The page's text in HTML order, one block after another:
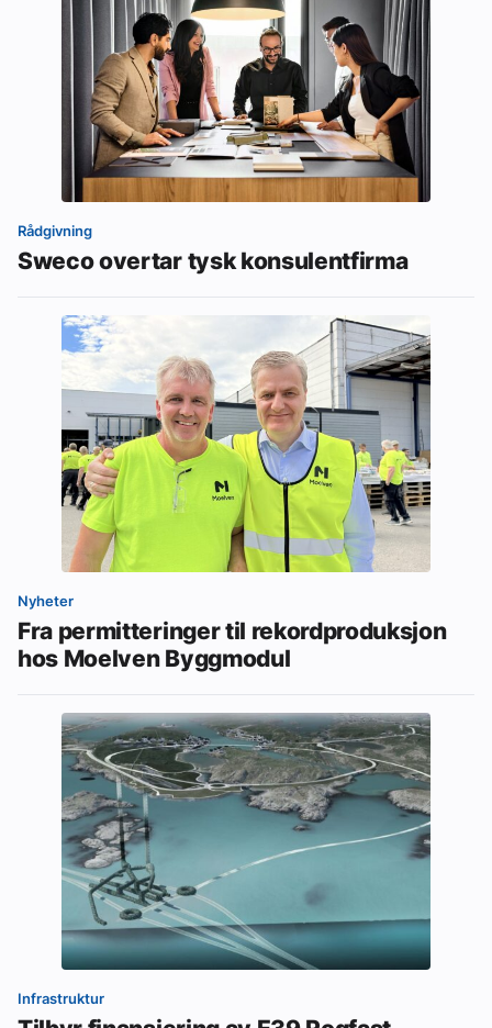
Rådgivning
Sweco overtar tysk konsulentfirma
Nyheter
Fra permitteringer til rekordproduksjon
hos Moelven Byggmodul
Infrastruktur